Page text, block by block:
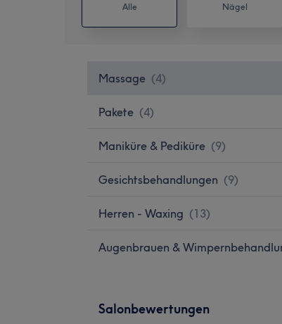
Alle Nägel
Massage (4)
Pakete (4)
Maniküre & Pediküre (9)
Gesichtsbehandlungen (9)
Herren - Waxing (13)
Augenbrauen &
Salonbewertungen